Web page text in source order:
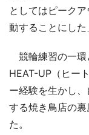
としてはピーク
動することにした
競輪練習の一環
HEAT-UP（ヒー
ー経験を生かし
する焼き鳥店の
た。